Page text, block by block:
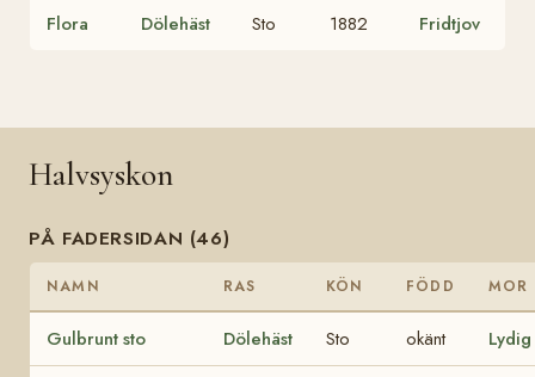
Flora Dölehäst Sto 1882 Fridtjov
Halvsyskon
PÅ FADERSIDAN (46)
NAMN RAS KÖN FÖDD MOR
Gulbrunt sto Dölehäst Sto okänt Lydig